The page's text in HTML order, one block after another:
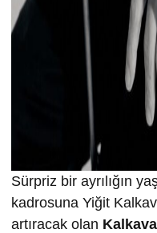
Sürpriz bir ayrılığın
kadrosuna Yiğit
artıracak olan